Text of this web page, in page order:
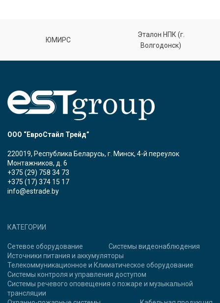
ЮМИРС
Эталон НПК (г.
Волгодонск)
ООО “ЕвроСтайл Трейд”
220019, Республика Беларусь, г. Минск, 4-й переулок
Монтажников, д. 6
+375 (29) 758 34 73
+375 (17) 374 15 17
info@estrade.by
КАТЕГОРИИ
Сетевое оборудование
Системы видеонаблюдения
Источники питания и аккумуляторы
Телекоммуникационное и Климатическое оборудование
Системы контроля и управления доступом
Системы речевого оповещения о пожаре и музыкальной
трансляции